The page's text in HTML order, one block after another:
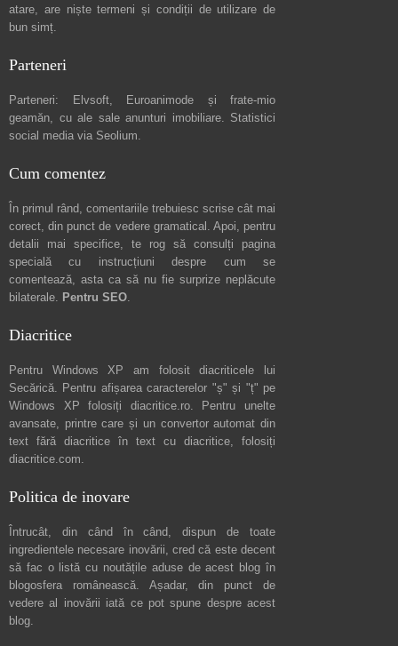
atare, are niștetermeni și condiții de utilizare de
bun simț.
Parteneri
Parteneri: Elvsoft, Euroanimode și frate-mio
geamăn, cu ale sale anunturi imobiliare. Statistici
social media via Seolium.
Cum comentez
În primul rând, comentariile trebuiesc scrise cât mai
corect, din punct de vedere gramatical. Apoi, pentru
detalii mai specifice, te rog să consulți pagina
specială cu instrucțiuni despre cum se
comentează, asta ca să nu fie surprize neplăcute
bilaterale. Pentru SEO.
Diacritice
Pentru Windows XP am folosit diacriticele lui
Secărică. Pentru afișarea caracterelor "ș" și "ț" pe
Windows XP folosiți diacritice.ro. Pentru unelte
avansate, printre care și un convertor automat din
text fără diacritice în text cu diacritice, folosiți
diacritice.com.
Politica de inovare
Întrucât, din când în când, dispun de toate
ingredientele necesare inovării, cred că este decent
să fac o listă cu noutățile aduse de acest blog în
blogosfera românească. Așadar, din punct de
vedere al inovării iată ce pot spune despre acest
blog.